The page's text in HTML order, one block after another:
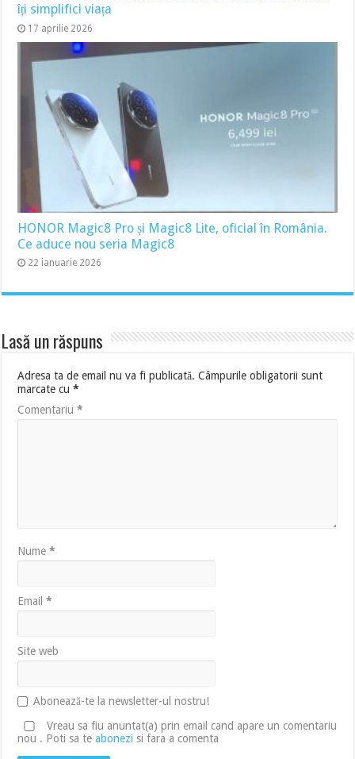
îți simplifici viața
17 aprilie 2026
HONOR Magic8 Pro și Magic8 Lite, oficial în România.
Ce aduce nou seria Magic8
22 ianuarie 2026
Lasă un răspuns
Adresa ta de email nu va fi publicată. Câmpurile obligatorii sunt
marcate cu*
Comentariu*
Nume*
Email*
Site web
Abonează-te la newsletter-ul nostru!
Vreau sa fiu anuntat(a) prin email cand apare un comentariu
nou . Poti sa teabonezi si fara a comenta